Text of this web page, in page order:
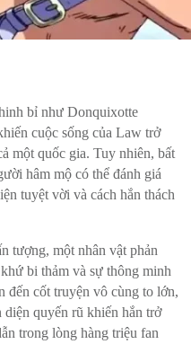
bỉ như Donquixotte
cuộc sống của Law trở
một quốc gia. Tuy nhiên, bất
hâm mộ có thể đánh giá
tuyệt vời và cách hắn thách
tượng, một nhân vật phản
bi thảm và sự thông minh
đến cốt truyện vô cùng to lớn,
quyến rũ khiến hắn trở
trong lòng hàng triệu fan